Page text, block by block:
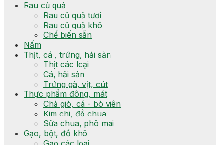
Rau củ quả
Rau củ quả tươi
Rau củ quả khô
Chế biến sẵn
Nấm
Thịt, cá , trứng, hải sản
Thịt các loại
Cá, hải sản
Trứng gà, vịt, cút
Thực phẩm đông, mát
Chả giò, cá - bò viên
Kim chi, đồ chua
Sữa chua, phô mai
Gạo, bột, đồ khô